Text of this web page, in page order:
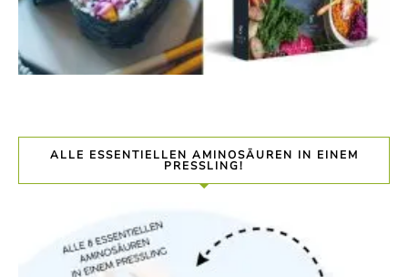
ALLE ESSENTIELLEN AMINOSÄUREN IN EINEM
PRESSLING!